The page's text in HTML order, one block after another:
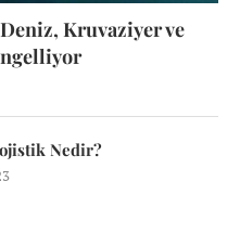
Deniz, Kruvaziyer ve
Nedir?